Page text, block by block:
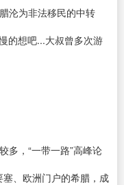
沦为非法移民的中转
的想吧...大叔曾多次游
多，“一带一路”高峰论
、欧洲门户的希腊，成